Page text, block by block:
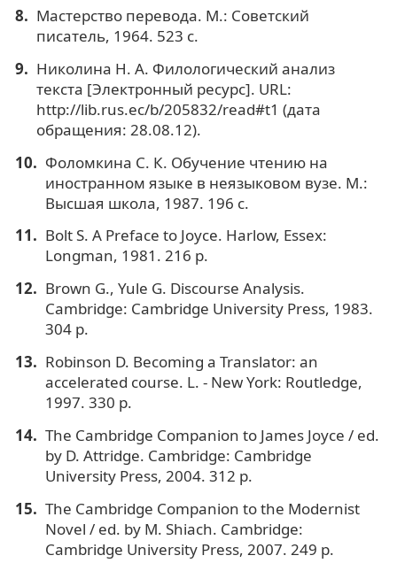
Мастерство перевода. М.: Советский
писатель, 1964. 523 с.
Николина Н. А. Филологический анализ
текста [Электронный ресурс]. URL:
http://lib.rus.ec/b/205832/read#t1 (дата
обращения: 28.08.12).
Фоломкина С. К. Обучение чтению на
иностранном языке в неязыковом вузе. М.:
Высшая школа, 1987. 196 с.
Bolt S. A Preface to Joyce. Harlow, Essex:
Longman, 1981. 216 p.
Brown G., Yule G. Discourse Analysis.
Cambridge: Cambridge University Press, 1983.
304 p.
Robinson D. Becoming a Translator: an
accelerated course. L. - New York: Routledge,
1997. 330 p.
The Cambridge Companion to James Joyce / ed.
by D. Attridge. Cambridge: Cambridge
University Press, 2004. 312 p.
The Cambridge Companion to the Modernist
Novel / ed. by M. Shiach. Cambridge:
Cambridge University Press, 2007. 249 p.